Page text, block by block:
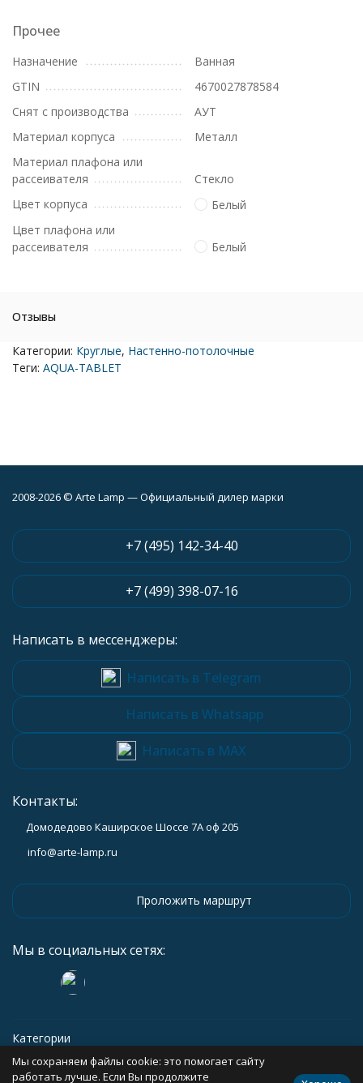
Прочее
Назначение
Ванная
GTIN
4670027878584
Снят с производства
АУТ
Материал корпуса
Металл
Материал плафона или
рассеивателя
Стекло
Цвет корпуса
Белый
Цвет плафона или
рассеивателя
Белый
Отзывы
Категории: Круглые, Настенно-потолочные
Теги: AQUA-TABLET
2008-2026 © Arte Lamp — Официальный дилер марки
+7 (495) 142-34-40
+7 (499) 398-07-16
Написать в мессенджеры:
Написать в Telegram
Написать в Whatsapp
Написать в MAX
Контакты:
Домодедово Каширское Шоссе 7А оф 205
info@arte-lamp.ru
Проложить маршрут
Мы в социальных сетях:
Категории
Информация
Мы сохраняем файлы cookie: это помогает сайту
работать лучше. Если Вы продолжите